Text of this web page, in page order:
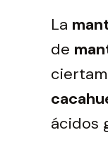
La
de
ácidos